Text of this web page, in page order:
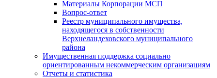
Материалы Корпорации МСП
Вопрос-ответ
Реестр муниципального имущества,
находящегося в собственности
Верхнеландеховского муниципального
района
Имущественная поддержка социально
ориентированным некоммерческим организациям
Отчеты и статистика